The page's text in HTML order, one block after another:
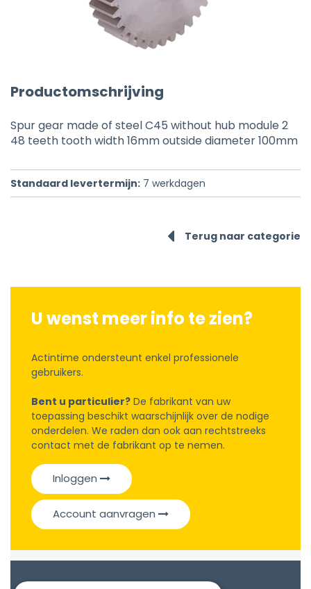
Productomschrijving
Spur gear made of steel C45 without hub module 2
48 teeth tooth width 16mm outside diameter 100mm
Standaard levertermijn: 7 werkdagen
Terug naar categorie
U wenst meer info te zien?
Actintime ondersteunt enkel professionele
gebruikers.
Bent u particulier? De fabrikant van uw
toepassing beschikt waarschijnlijk over de nodige
onderdelen. We raden dan ook aan rechtstreeks
contact met de fabrikant op te nemen.
Inloggen
Account aanvragen